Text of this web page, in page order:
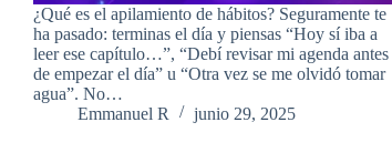
¿Qué es el apilamiento de hábitos? Seguramente te
ha pasado: terminas el día y piensas “Hoy sí iba a
leer ese capítulo…”, “Debí revisar mi agenda antes
de empezar el día” u “Otra vez se me olvidó tomar
agua”. No…
Emmanuel R
junio 29, 2025